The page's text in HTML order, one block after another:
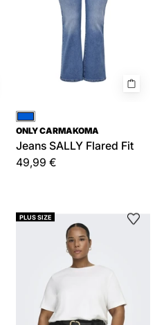
Shirt
Bio
Baumwolle
PLUS SIZE
Blau
ONLY CARMAKOMA
Jeans SALLY Flared Fit
49,99 €